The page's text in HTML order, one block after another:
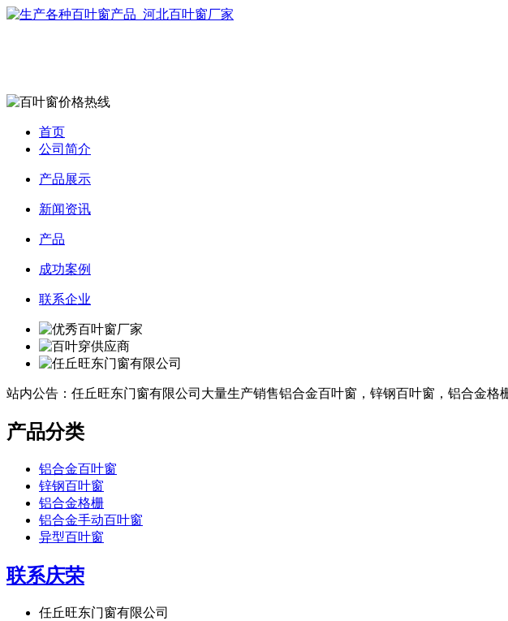
首页
公司简介
产品展示
新闻资讯
产品
成功案例
联系企业
站内公告：任丘旺东门窗有限公司大量生产销售铝合金百叶窗，锌钢百叶窗，铝合金格
产品分类
铝合金百叶窗
锌钢百叶窗
铝合金格栅
铝合金手动百叶窗
异型百叶窗
联系庆荣
任丘旺东门窗有限公司